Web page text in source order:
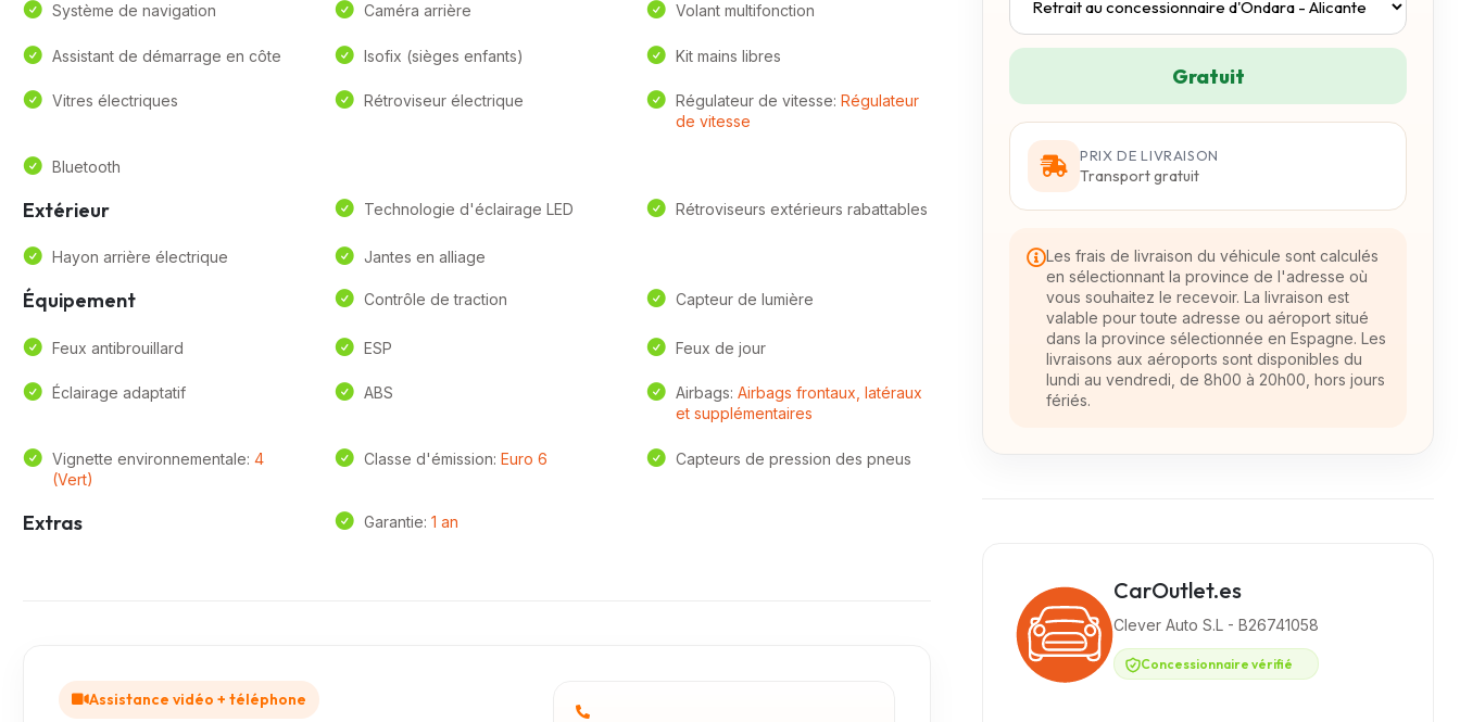
Système de navigation Caméra arrière Volant multifonction
Assistant de démarrage en côte Isofix (sièges enfants) Kit mains libres
Vitres électriques Rétroviseur électrique Régulateur de vitesse: Régulateur
de vitesse
Bluetooth
Extérieur Technologie d'éclairage LED Rétroviseurs extérieurs rabattables
Hayon arrière électrique Jantes en alliage
Équipement Contrôle de traction Capteur de lumière
Feux antibrouillard ESP Feux de jour
Éclairage adaptatif ABS Airbags: Airbags frontaux, latéraux
et supplémentaires
Vignette environnementale: 4
(Vert)
Classe d'émission: Euro 6 Capteurs de pression des pneus
Extras Garantie: 1 an
Assistance vidéo + téléphone
Gratuit
PRIX DE LIVRAISON
Transport gratuit
Les frais de livraison du véhicule sont calculés
en sélectionnant la province de l'adresse où
vous souhaitez le recevoir. La livraison est
valable pour toute adresse ou aéroport situé
dans la province sélectionnée en Espagne. Les
livraisons aux aéroports sont disponibles du
lundi au vendredi, de 8h00 à 20h00, hors jours
fériés.
CarOutlet.es
Clever Auto S.L - B26741058
Concessionnaire vérifié